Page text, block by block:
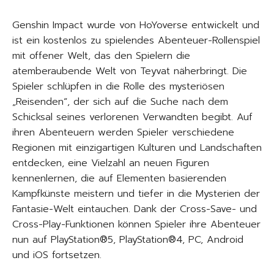
Genshin Impact wurde von HoYoverse entwickelt und
ist ein kostenlos zu spielendes Abenteuer-Rollenspiel
mit offener Welt, das den Spielern die
atemberaubende Welt von Teyvat näherbringt. Die
Spieler schlüpfen in die Rolle des mysteriösen
„Reisenden“, der sich auf die Suche nach dem
Schicksal seines verlorenen Verwandten begibt. Auf
ihren Abenteuern werden Spieler verschiedene
Regionen mit einzigartigen Kulturen und Landschaften
entdecken, eine Vielzahl an neuen Figuren
kennenlernen, die auf Elementen basierenden
Kampfkünste meistern und tiefer in die Mysterien der
Fantasie-Welt eintauchen. Dank der Cross-Save- und
Cross-Play-Funktionen können Spieler ihre Abenteuer
nun auf PlayStation®5, PlayStation®4, PC, Android
und iOS fortsetzen.